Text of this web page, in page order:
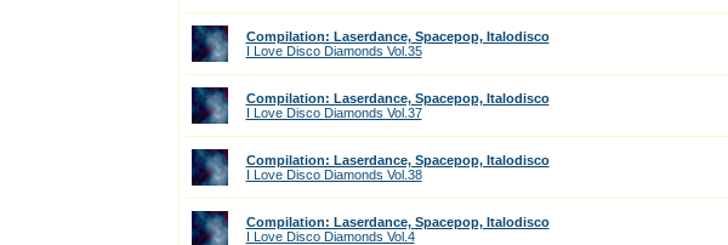
Compilation: Laserdance, Spacepop, Italodisco
I Love Disco Diamonds Vol.35
Compilation: Laserdance, Spacepop, Italodisco
I Love Disco Diamonds Vol.37
Compilation: Laserdance, Spacepop, Italodisco
I Love Disco Diamonds Vol.38
Compilation: Laserdance, Spacepop, Italodisco
I Love Disco Diamonds Vol.4